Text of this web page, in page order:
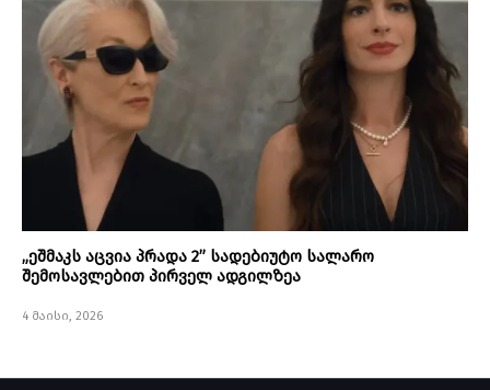
„ეშმაკს აცვია პრადა 2” სადებიუტო სალარო
შემოსავლებით პირველ ადგილზეა
4 მაისი, 2026